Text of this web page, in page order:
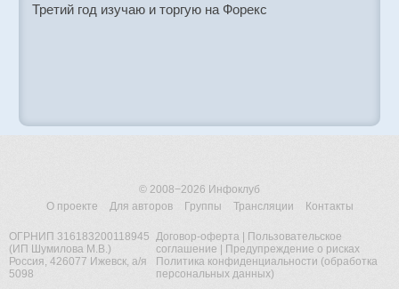
Третий год изучаю и торгую на Форекс
© 2008−2026 Инфоклуб
О проекте
Для авторов Группы Трансляции Контакты
ОГРНИП 316183200118945
(ИП Шумилова М.В.)
Россия, 426077 Ижевск, а/я
5098
Договор-оферта|
Пользовательское
соглашение
Предупреждение о рисках
Политика конфиденциальности (обработка
персональных данных)